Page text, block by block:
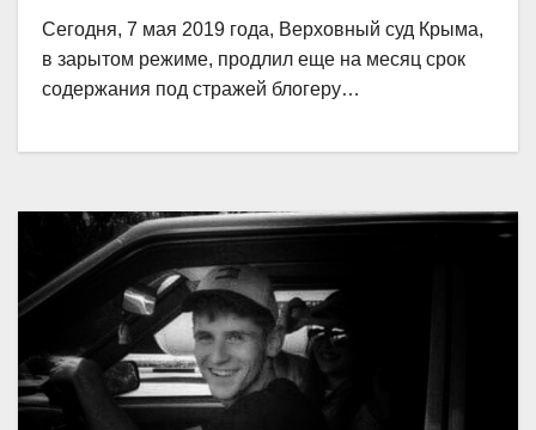
Сегодня, 7 мая 2019 года, Верховный суд Крыма,
в зарытом режиме, продлил еще на месяц срок
содержания под стражей блогеру…